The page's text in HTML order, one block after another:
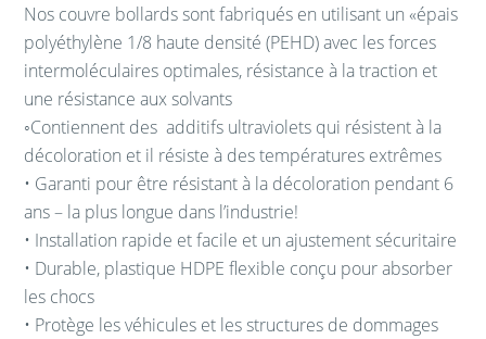
Nos couvre bollardssont fabriqués en utilisant un «épais
polyéthylène 1/8 haute densité (PEHD)avec les forces
intermoléculaires optimales, résistance à la traction et
une résistance aux solvants
◦Contiennent des additifs ultraviolets qui résistent à la
décoloration et il résiste à des températures extrêmes
• Garanti pour être résistant à la décoloration pendant 6
ans– la plus longue dans l’industrie!
• Installation rapide etfacile et un ajustement sécuritaire
• Durable, plastique HDPE flexible conçu pour absorber
les chocs
• Protège les véhicules et lesstructures de dommages